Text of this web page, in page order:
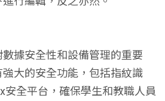
據安全性和設備管理的重要
強大的安全功能，包括指紋識
安全平台，確保學生和教職人員